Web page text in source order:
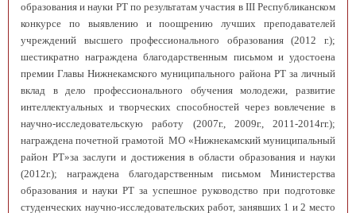
образования и науки РТ по результатам участия в III Республиканском
конкурсе по выявлению и поощрению лучших преподавателей
учреждений высшего профессионального образования (2012 г.);
шестикратно награждена благодарственным письмом и удостоена
премии Главы Нижнекамского муниципального района РТ за личный
вклад в дело профессионального обучения молодежи, развитие
интеллектуальных и творческих способностей через вовлечение в
научно-исследовательскую работу (2007г., 2009г., 2011-2014гг.);
награждена почетной грамотой МО «Нижнекамский муниципальный
район РТ»за заслуги и достижения в области образования и науки
(2012г.); награждена благодарственным письмом Министерства
образования и науки РТ за успешное руководство при подготовке
студенческих научно-исследовательских работ, занявших 1 и 2 место